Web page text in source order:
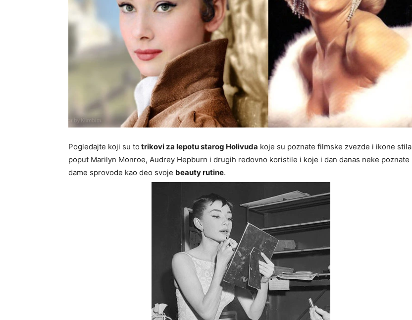
Pogledajte koji su to trikovi za lepotu starog Holivuda koje su poznate filmske zvezde i ikone stila
poput Marilyn Monroe, Audrey Hepburn i drugih redovno koristile i koje i dan danas neke poznate
dame sprovode kao deo svoje beauty rutine.